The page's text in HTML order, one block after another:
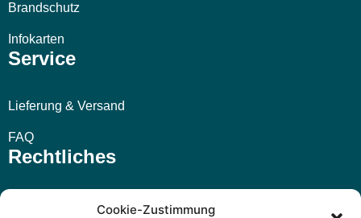
Cookie-Zustimmung
Brandschutz
Infokarten
Service
Lieferung & Versand
FAQ
Rechtliches